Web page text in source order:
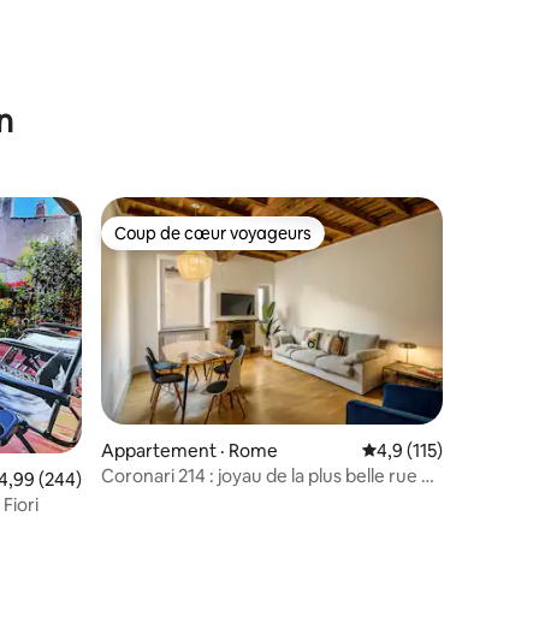
plus aimés
moyenne de 4,99 sur 5, 244 commentaires
(244)
Coup de cœur voyageurs
Coup de cœur voyageurs
Appartement · Rome Note moyenne de
4,9 (115)
Coronari 214 : joyau de la plus belle rue de